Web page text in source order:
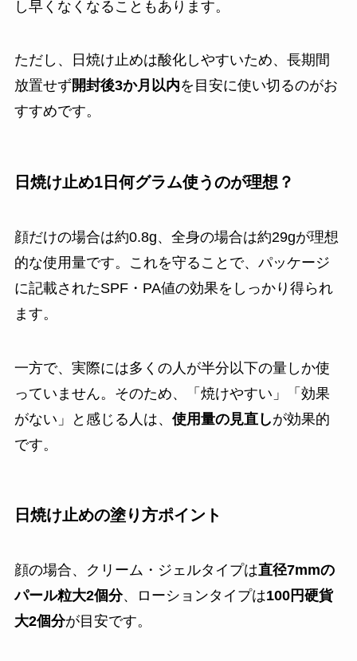
し早くなくなることもあります。
ただし、日焼け止めは酸化しやすいため、長期間
放置せず開封後3か月以内を目安に使い切るのがお
すすめです。
日焼け止め1日何グラム使うのが理想？
顔だけの場合は約0.8g、全身の場合は約29gが理想
的な使用量です。これを守ることで、パッケージ
に記載されたSPF・PA値の効果をしっかり得られ
ます。
一方で、実際には多くの人が半分以下の量しか使
っていません。そのため、「焼けやすい」「効果
がない」と感じる人は、 使用量の見直しが効果的
です。
日焼け止めの塗り方ポイント
顔の場合、クリーム・ジェルタイプは直径7mmの
パール粒大2個分、ローションタイプは100円硬貨
大2個分が目安です。